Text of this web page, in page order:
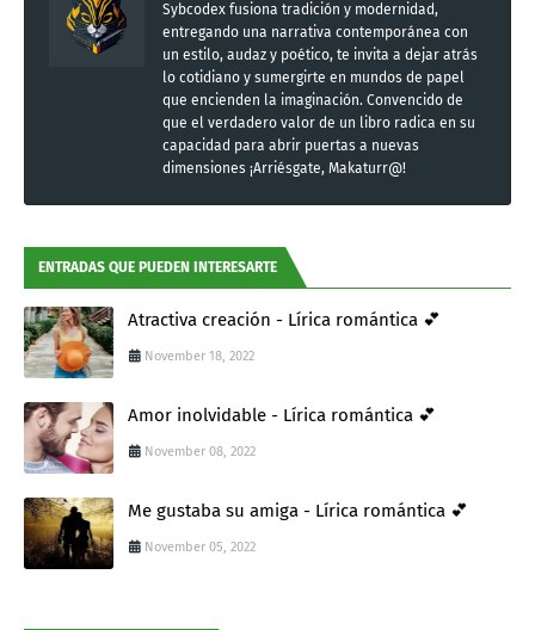
Sybcodex fusiona tradición y modernidad,
entregando una narrativa contemporánea con
un estilo, audaz y poético, te invita a dejar atrás
lo cotidiano y sumergirte en mundos de papel
que encienden la imaginación. Convencido de
que el verdadero valor de un libro radica en su
capacidad para abrir puertas a nuevas
dimensiones ¡Arriésgate, Makaturr@!
ENTRADAS QUE PUEDEN INTERESARTE
Atractiva creación - Lírica romántica 💕
November 18, 2022
Amor inolvidable - Lírica romántica 💕
November 08, 2022
Me gustaba su amiga - Lírica romántica 💕
November 05, 2022